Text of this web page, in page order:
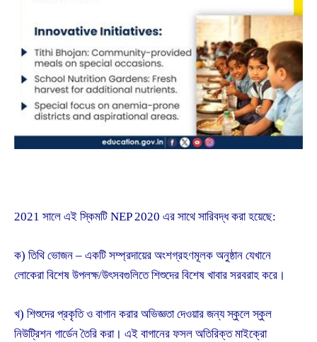
2021 সালে এই স্কিমটি NEP 2020 এর সাথে সারিবদ্ধ করা হয়েছে:
ক) তিথি ভোজন – একটি সম্প্রদায়ের অংশগ্রহণমূলক অনুষ্ঠান যেখানে
লোকেরা বিশেষ উপলক্ষ/উৎসবগুলিতে শিশুদের বিশেষ খাবার সরবরাহ করে।
খ) শিশুদের প্রকৃতি ও বাগান করার অভিজ্ঞতা দেওয়ার জন্য স্কুলে স্কুল
নিউট্রিশন গার্ডেন তৈরি করা। এই বাগানের ফসল অতিরিক্ত মাইক্রো